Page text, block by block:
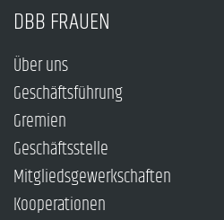
DBB FRAUEN
Über uns
Geschäftsführung
Gremien
Geschäftsstelle
Mitgliedsgewerkschaften
Kooperationen